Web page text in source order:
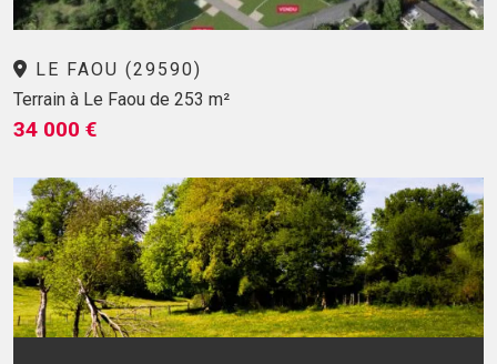
LE FAOU (29590)
Terrain à Le Faou de 253 m²
34 000 €